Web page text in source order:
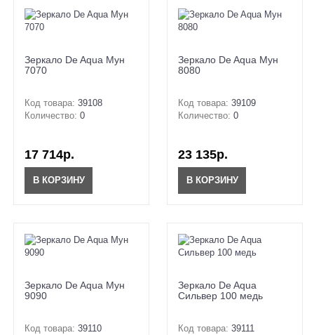
Зеркало De Aqua Мун
7070
Код товара: 39108
Количество: 0
17 714р.
В КОРЗИНУ
Зеркало De Aqua Мун
8080
Код товара: 39109
Количество: 0
23 135р.
В КОРЗИНУ
Зеркало De Aqua Мун
9090
Код товара: 39110
Зеркало De Aqua
Сильвер 100 медь
Код товара: 39111